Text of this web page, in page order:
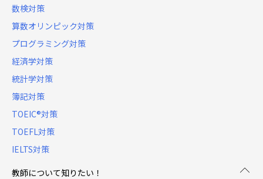
数検対策
算数オリンピック対策
プログラミング対策
経済学対策
統計学対策
簿記対策
TOEIC®対策
TOEFL対策
IELTS対策
教師について知りたい！